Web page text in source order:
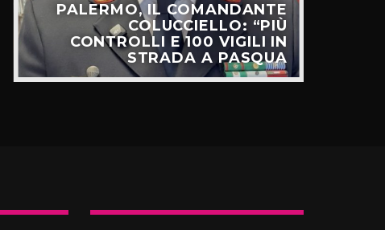
PALERMO, IL COMANDANTE
COLUCCIELLO: “PIÙ
CONTROLLI E 100 VIGILI IN
STRADA A PASQUA